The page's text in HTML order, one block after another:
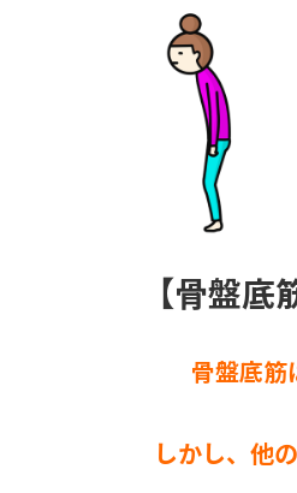
【骨盤
骨盤底筋
しかし、他